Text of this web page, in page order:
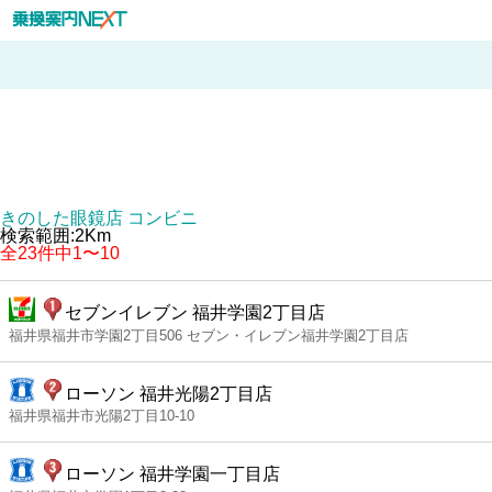
きのした眼鏡店 コンビニ
検索範囲:2Km
全23件中1〜10
セブンイレブン 福井学園2丁目店
福井県福井市学園2丁目506 セブン・イレブン福井学園2丁目店
ローソン 福井光陽2丁目店
福井県福井市光陽2丁目10-10
ローソン 福井学園一丁目店